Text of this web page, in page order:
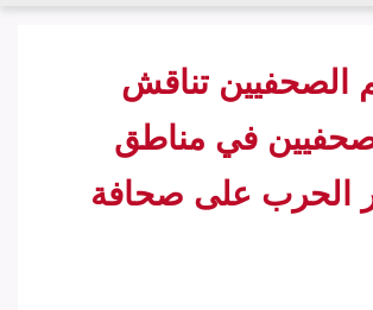
الصحفيين تناقش
في مناطق
الحرب على صحافة